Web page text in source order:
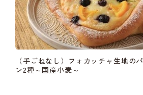
（手ごねなし）フォカッチャ生地のパ
ン2種～国産小麦～